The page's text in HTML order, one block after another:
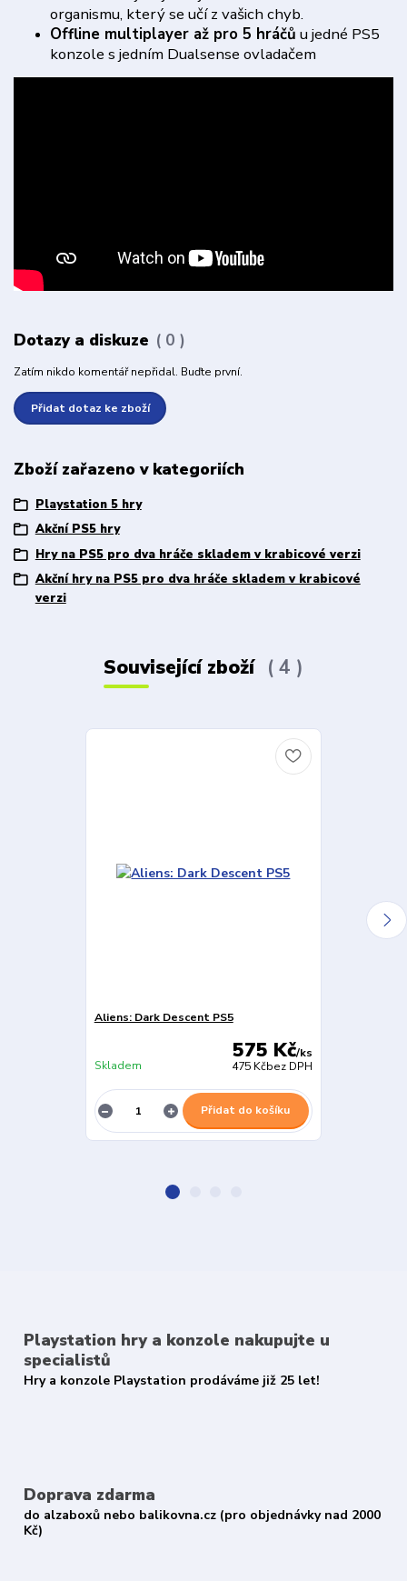
organismu, který se učí z vašich chyb.
Offline multiplayer až pro 5 hráčů u jedné PS5
konzole s jedním Dualsense ovladačem
Dotazy a diskuze 0
Zatím nikdo komentář nepřidal. Buďte první.
Přidat dotaz ke zboží
Zboží zařazeno v kategoriích
Playstation 5 hry
Akční PS5 hry
Hry na PS5 pro dva hráče skladem v krabicové verzi
Akční hry na PS5 pro dva hráče skladem v krabicové
verzi
Související zboží 4
Aliens: Dark Descent PS5
575 Kč/ks
475 Kčbez DPH
Skladem
Přidat do košíku
Playstation hry a konzole nakupujte u
specialistů
Hry a konzole Playstation prodáváme již 25 let!
Doprava zdarma
do alzaboxů nebo balikovna.cz (pro objednávky nad 2000
Kč)